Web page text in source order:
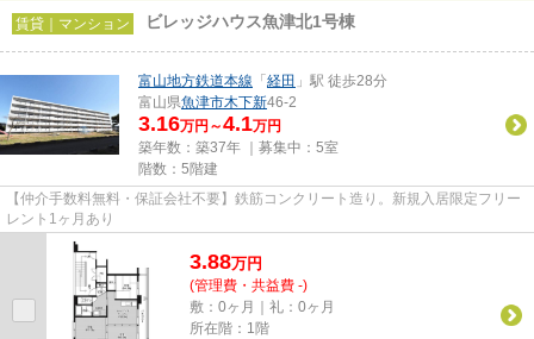
賃貸｜マンション ビレッジハウス魚津北1号棟
富山地方鉄道本線 「 経田 」駅 徒歩28分
富山県魚津市木下新46-2
3.16万円～4.1万円
築年数：築37年 ｜募集中： 5室
階数：5階建
【仲介手数料無料・保証会社不要】鉄筋コンクリート造り。新規入居限定フリー
レント1ヶ月あり
3.88万円
(管理費・共益費 -)
敷：0ヶ月｜礼：0ヶ月
所在階：1階